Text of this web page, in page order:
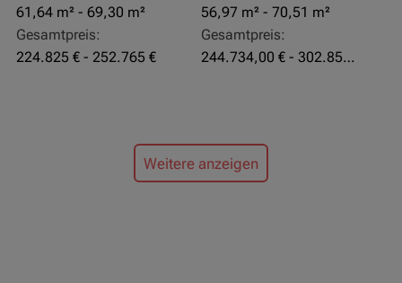
61,64 m² - 69,30 m²
Gesamtpreis:
224.825 € - 252.765 €
56,97 m² - 70,51 m²
Gesamtpreis:
244.734,00 € - 302.855,00 €
Weitere anzeigen